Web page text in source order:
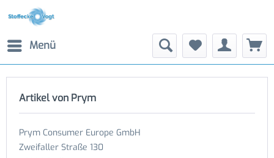
Menü
Artikel von Prym
Prym Consumer Europe GmbH
Zweifaller Straße 130